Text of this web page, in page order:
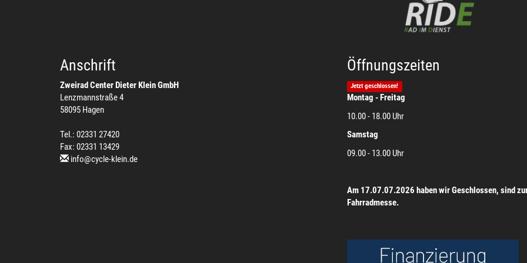
Anschrift
Zweirad Center Dieter Klein GmbH
Lenzmannstraße 4
58095 Hagen
Tel.: 02331 27420
Fax: 02331 13429
info@cycle-klein.de
Öffnungszeiten
Jetzt geschlossen!
Montag - Freitag
10.00 - 18.00 Uhr
Samstag
09.00 - 13.00 Uhr
Am 17.07.07.2026 haben wir Geschlossen, sind
Fahrradmesse.